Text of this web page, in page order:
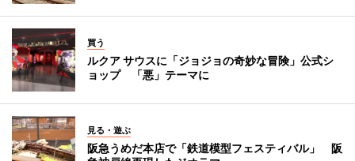
買う
ルクア サウスに「ジョジョの奇妙な冒険」公式シ
ョップ 「悪」テーマに
見る・遊ぶ
阪急うめだ本店で「鉄道模型フェスティバル」 阪